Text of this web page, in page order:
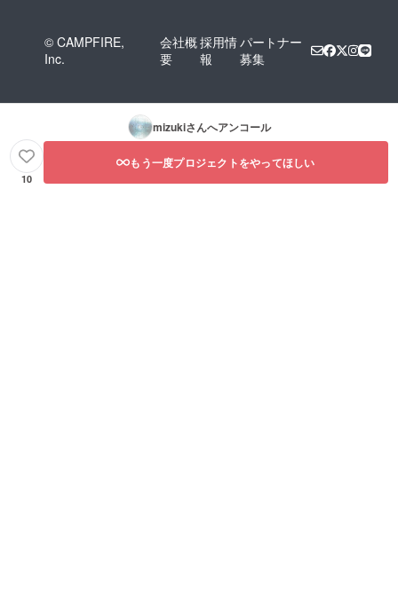
© CAMPFIRE,
Inc.
会社概
要
採用情
報
パートナー
募集
mizukiさんへアンコール
10
もう一度プロジェクトをやってほしい